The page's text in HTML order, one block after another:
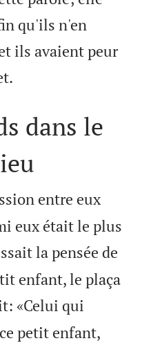
qu'ils n'en
ils avaient peur
dans le
entre eux
eux était le plus
la pensée de
enfant, le plaça
«Celui qui
petit enfant,